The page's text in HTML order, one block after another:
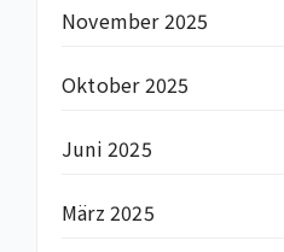
November 2025
Oktober 2025
Juni 2025
März 2025